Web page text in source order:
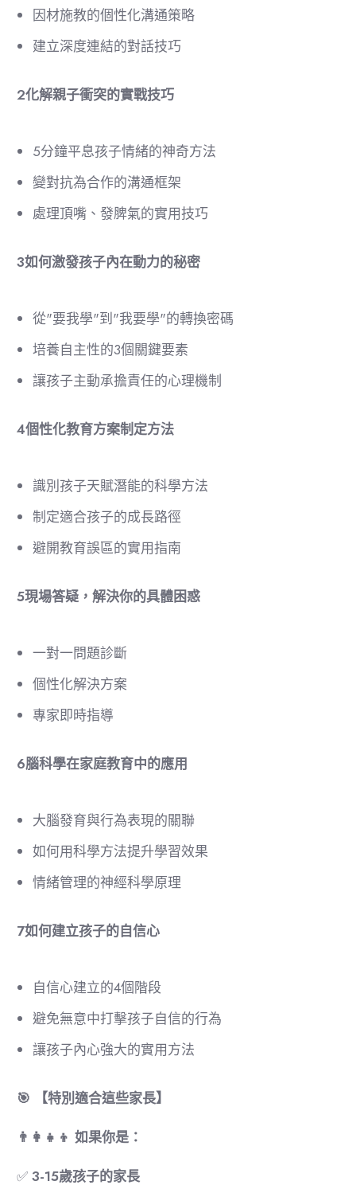
因材施教的個性化溝通策略
建立深度連結的對話技巧
2️化解親子衝突的實戰技巧
5分鐘平息孩子情緒的神奇方法
變對抗為合作的溝通框架
處理頂嘴、發脾氣的實用技巧
3️如何激發孩子內在動力的秘密
從"要我學"到"我要學"的轉換密碼
培養自主性的3個關鍵要素
讓孩子主動承擔責任的心理機制
4️個性化教育方案制定方法
識別孩子天賦潛能的科學方法
制定適合孩子的成長路徑
避開教育誤區的實用指南
5️現場答疑，解決你的具體困惑
一對一問題診斷
個性化解決方案
專家即時指導
6️腦科學在家庭教育中的應用
大腦發育與行為表現的關聯
如何用科學方法提升學習效果
情緒管理的神經科學原理
7️如何建立孩子的自信心
自信心建立的4個階段
避免無意中打擊孩子自信的行為
讓孩子內心強大的實用方法
🎯 【特別適合這些家長】
👨‍👩‍👧‍👦 如果你是：
✅ 3-15歲孩子的家長